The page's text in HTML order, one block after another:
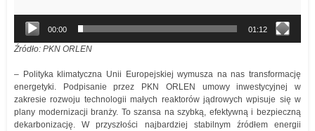
00:00 01:12
Źródło: PKN ORLEN
– Polityka klimatyczna Unii Europejskiej wymusza na nas transformację
energetyki. Podpisanie przez PKN ORLEN umowy inwestycyjnej w
zakresie rozwoju technologii małych reaktorów jądrowych wpisuje się w
plany modernizacji branży. To szansa na szybką, efektywną i bezpieczną
dekarbonizację. W przyszłości najbardziej stabilnym źródłem energii